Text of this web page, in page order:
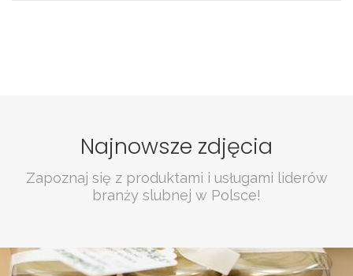
Najnowsze zdjęcia
Zapoznaj się z produktami i usługami liderów
branży slubnej w Polsce!